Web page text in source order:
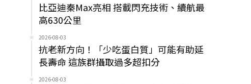
比亞迪秦Max亮相 搭載閃充技術、續航最
高630公里
2026-08-03
抗老新方向！「少吃蛋白質」可能有助延
長壽命 這族群攝取過多超扣分
2026-08-03